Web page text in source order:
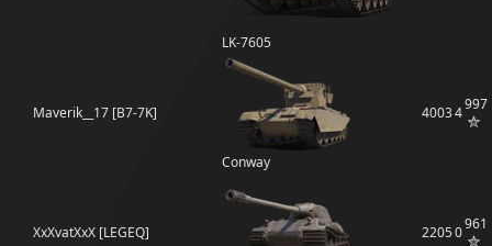
LK-7605
Maverik__17 [B7-7K]
Conway
40034997
XxXvatXxX [LEGEQ] 22050961